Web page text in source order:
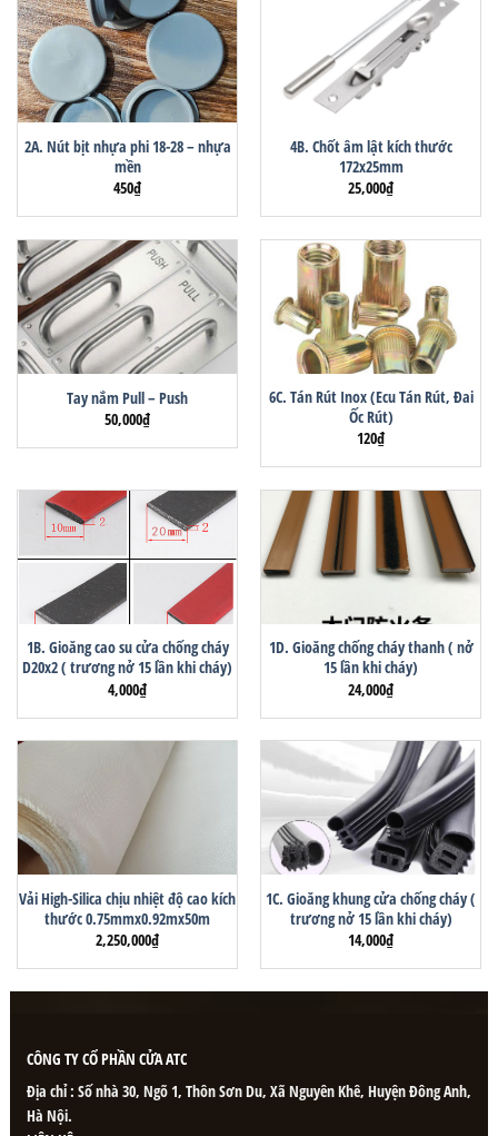
2A. Nút bịt nhựa phi 18-28 – nhựa
mền
450₫
4B. Chốt âm lật kích thước
172x25mm
25,000₫
Tay nắm Pull – Push
50,000₫
6C. Tán Rút Inox (Ecu Tán Rút, Đai
Ốc Rút)
120₫
1B. Gioăng cao su cửa chống cháy
D20x2 ( trương nở 15 lần khi cháy)
4,000₫
1D. Gioăng chống cháy thanh ( nở
15 lần khi cháy)
24,000₫
Vải High-Silica chịu nhiệt độ cao kích
thước 0.75mmx0.92mx50m
2,250,000₫
1C. Gioăng khung cửa chống cháy (
trương nở 15 lần khi cháy)
14,000₫
CÔNG TY CỔ PHẦN CỬA ATC
Địa chỉ : Số nhà 30, Ngõ 1, Thôn Sơn Du, Xã Nguyên Khê, Huyện Đông Anh,
Hà Nội.